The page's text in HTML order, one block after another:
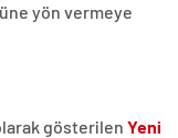
yön vermeye
gösterilen Yeni